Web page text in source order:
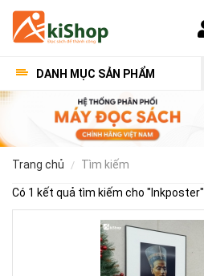
DANH MỤC SẢN PHẨM
trang chủ tìm kiếm
Có 1 kết quả tìm kiếm cho " Inkposter"